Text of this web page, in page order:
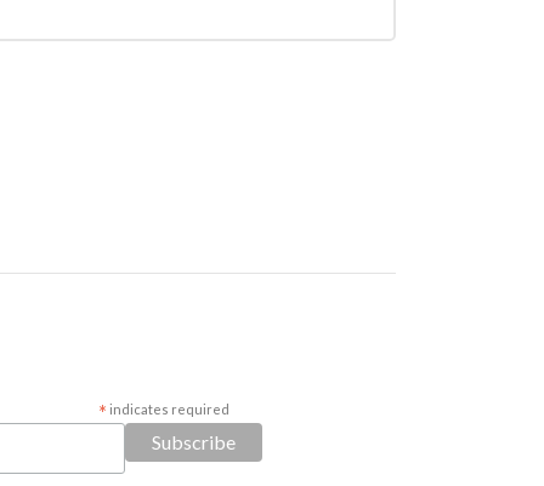
* indicates required